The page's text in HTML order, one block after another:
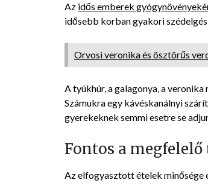
Az idős emberek
idősebb korban gyakori szédelgés
Orvosi veronika és ösztörűs
A tyúkhúr, a galagonya, a
Számukra egy kávéskanálnyi
gyerekeknek semmi esetre se
Fontos a
Az elfogyasztott ételek minősége